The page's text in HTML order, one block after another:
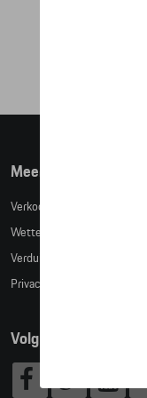
Meer info
Verkoopsvoorwaarden
Wettelijke bepalingen
Verduidelijking kledingmaten
Privacybeleid
Volg Ons